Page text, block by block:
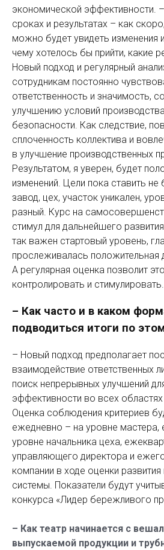
экономической эффективности.
сроках и результатах – как
можно будет увидеть изменения
чему хотелось бы прийти, какие
Новый подход и регулярный
сотрудникам постоянно
ответственность и значимость,
улучшению условий
безопасности. Как следствие,
сплоченность коллектива и
в улучшение производственных
Результатом, я уверен, будет
изменений. Цели пока ставить
завод, цех, участок уникален,
разный. Курс на
стимул для дальнейшего
так важен стартовый уровень,
прослеживалась положительная
А регулярная оценка позволит
контролировать и стимулировать.
– Как часто и в каком
подводиться итоги по
– Новый подход предполагает
взаимодействие ответственных
поиск непрерывных улучшений
эффективности во всех областях
Оценка соблюдения критериев
ежедневно – на уровне
уровне начальника цеха,
управляющего директора и
компании в ходе оценки
системы. Показатели будут
конкурса «Лидер бережливого
– Как театр начинается с
выпускаемой продукции и